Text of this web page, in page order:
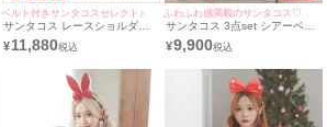
ベルト付きサンタコスセレクト♪
サンタコス レースショルダー
選べる サンタ コスプレ(S～
XL) (聖菜,りせり着用)
¥11,880
ふわふわ感満載のサンタコス♡
サンタコス 3点set シアーベロ
ア フェザーオフショルダーミ
ニ サンタ ドレス [ワンピース
¥9,900